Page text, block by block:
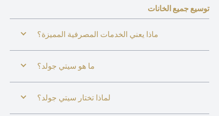
توسيع جميع الخانات
ماذا يعني الخدمات المصرفية المميزة؟
ما هو سيتي جولد؟
لماذا تختار سيتي جولد؟